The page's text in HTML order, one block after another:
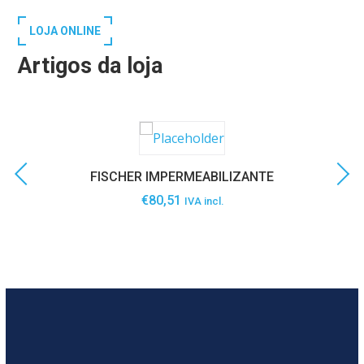
LOJA ONLINE
Artigos da loja
FISCHER IMPERMEABILIZANTE
€80,51 IVA incl.
SABER MAIS